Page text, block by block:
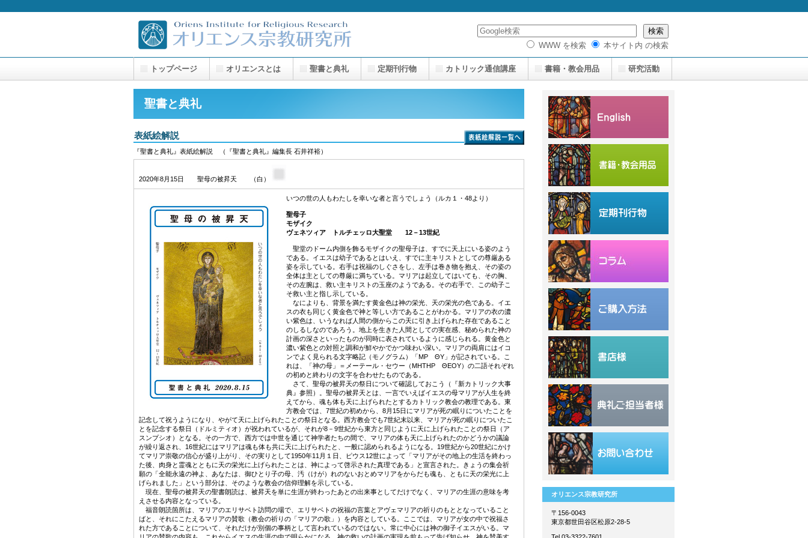
WWW を検索 本サイト内 の検索
聖書と典礼
表紙絵解説
『聖書と典礼』表紙絵解説 （『聖書と典礼』編集長 石井祥裕）
2020年8月15日 聖母の被昇天 （白）
いつの世の人もわたしを幸いな者と言うでしょう（ルカ１・48より）
聖母子
モザイク
ヴェネツィア トルチェッロ大聖堂 12－13世紀
聖堂のドーム内側を飾るモザイクの聖母子は、すでに天上にいる姿のよう
である。イエスは幼子であるとはいえ、すでに主キリストとしての尊厳ある
姿を示している。右手は祝福のしぐさをし、左手は巻き物を抱え、その姿の
全体は主としての尊厳に満ちている。マリアは起立してはいても、その胸、
その左腕は、救い主キリストの玉座のようである。その右手で、この幼子こ
そ救い主と指し示している。
なによりも、背景を満たす黄金色は神の栄光、天の栄光の色である。イエ
スの衣も同じく黄金色で神と等しい方であることがわかる。マリアの衣の濃
い紫色は、いうなれば人間の側からこの天に引き上げられた存在であること
のしるしなのであろう。地上を生きた人間としての実在感、秘められた神の
計画の深さといったものが同時に表されているように感じられる。黄金色と
濃い紫色との対照と調和が鮮やかでかつ味わい深い。マリアの両肩にはイコ
ンでよく見られる文字略記（モノグラム）「ΜΡ ΘΥ」が記されている。こ
れは、「神の母」＝メーテール・セウー（ΜΗΤΗΡ ΘΕΟΥ）の二語それぞれ
の初めと終わりの文字を合わせたものである。
さて、聖母の被昇天の祭日について確認しておこう（『新カトリック大事
典』参照）。聖母の被昇天とは、一言でいえばイエスの母マリアが人生を終
えてから、魂も体も天に上げられたとするカトリック教会の教理である。東
方教会では、7世紀の初めから、8月15日にマリアが死の眠りについたことを
記念して祝うようになり、やがて天に上げられたことの祭日となる。西方教会でも7世紀末以来、マリアが死の眠りについたこ
とを記念する祭日（ドルミティオ）が祝われているが、それが8－9世紀から東方と同じように天に上げられたことの祭日（ア
スンプシオ）となる。その一方で、西方では中世を通じて神学者たちの間で、マリアの体も天に上げられたのかどうかの議論
が繰り返され、16世紀にはマリアは魂も体も共に天に上げられたと、一般に認められるようになる。19世紀から20世紀にかけ
てマリア崇敬の信心が盛り上がり、その実りとして1950年11月１日、ピウス12世によって「マリアがその地上の生活を終わっ
た後、肉身と霊魂とともに天の栄光に上げられたことは、神によって啓示された真理である」と宣言された。きょうの集会祈
願の「全能永遠の神よ、あなたは、御ひとり子の母、汚（けが）れのないおとめマリアをからだも魂も、ともに天の栄光に上
げられました」という部分は、そのような教会の信仰理解を示している。
現在、聖母の被昇天の聖書朗読は、被昇天を単に生涯が終わったあとの出来事としてだけでなく、マリアの生涯の意味を考
えさせる内容となっている。
福音朗読箇所は、マリアのエリサベト訪問の場で、エリサベトの祝福の言葉とアヴェマリアの祈りのもととなっていること
ばと、それにこたえるマリアの賛歌（教会の祈りの「マリアの歌」）を内容としている。ここでは、マリアが女の中で祝福さ
れた方であることについて、それだけが別個の事柄として言われているのではない。常に中心には神の御子イエスがいる。マ
トップページ オリエンスとは 聖書と典礼 定期刊行物 カトリック通信講座 書籍・教会用品 研究活動
オリエンス宗教研究所
〒156-0043
東京都世田谷区松原2-28-5